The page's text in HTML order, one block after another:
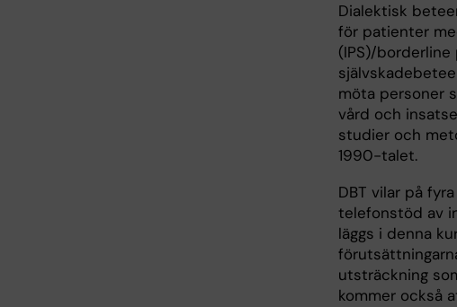
Dialektisk
för patienter
(IPS)/borderline
möta personer
vård och
studier och
1990-talet.
DBT vilar på
telefonstöd av
läggs i denna
utsträckning
kommer också